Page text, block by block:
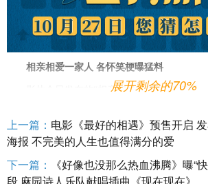
相亲相爱一家人 各怀笑梗曝猛料
“相亲相爱一家人”版海报
儿子分别在群里自说自话，自捧自逗讲述一个
相”。郭麒麟饰演的儿子马墨看似是个喜爱篮球
文老师之子，三岁识字六岁作文章！我爸总逼
展开剩余的70%
上一篇： 电影《最好的相遇》预售开启
海报 不完美的人生也值得满分的爱
下一篇：
《好像也没那么热血沸腾》曝“